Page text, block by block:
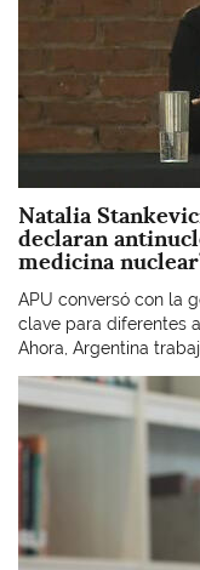
Natalia
declaran
medicina
APU conversó con la
clave para diferentes
Ahora, Argentina
Imagen